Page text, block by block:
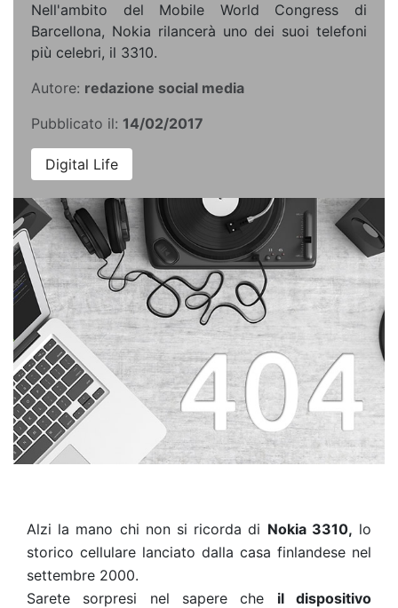
Nell'ambito del Mobile World Congress di
Barcellona, Nokia rilancerà uno dei suoi telefoni
più celebri, il 3310.
Autore: redazione social media
Pubblicato il: 14/02/2017
Digital Life
Alzi la mano chi non si ricorda di Nokia 3310, lo
storico cellulare lanciato dalla casa finlandese nel
settembre 2000.
Sarete sorpresi nel sapere che il dispositivo